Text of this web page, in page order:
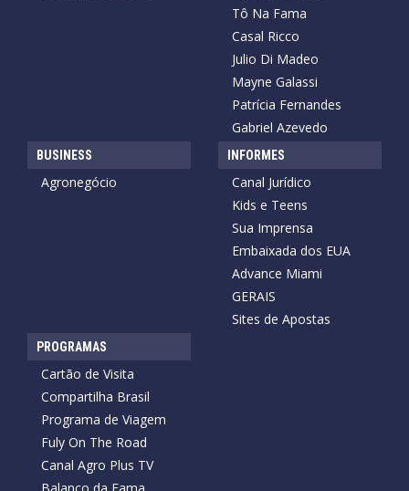
Tô Na Fama
Casal Ricco
Julio Di Madeo
Mayne Galassi
Patrícia Fernandes
Gabriel Azevedo
BUSINESS
Agronegócio
INFORMES
Canal Jurídico
Kids e Teens
Sua Imprensa
Embaixada dos EUA
Advance Miami
GERAIS
Sites de Apostas
PROGRAMAS
Cartão de Visita
Compartilha Brasil
Programa de Viagem
Fuly On The Road
Canal Agro Plus TV